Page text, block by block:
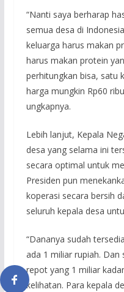
“Nanti saya berharap
semua desa di
keluarga harus makan
harus makan protein
perhitungkan bisa, satu
harga mungkin Rp60
ungkapnya.
Lebih lanjut, Kepala
desa yang selama ini
secara optimal untuk
Presiden pun
koperasi secara bersih
seluruh kepala desa
“Dananya sudah
ada 1 miliar rupiah. Dan
repot yang 1 miliar
kelihatan. Para kepala